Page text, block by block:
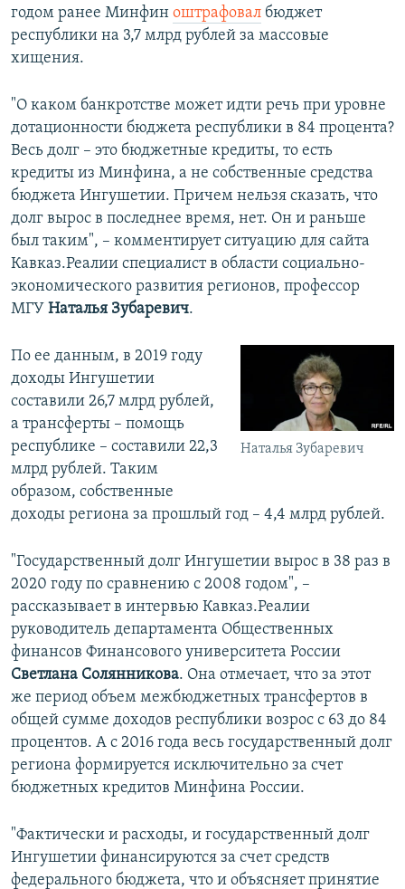
годом ранее Минфин оштрафовал бюджет
республики на 3,7 млрд рублей за массовые
хищения.
"О каком банкротстве может идти речь при уровне
дотационности бюджета республики в 84 процента?
Весь долг – это бюджетные кредиты, то есть
кредиты из Минфина, а не собственные средства
бюджета Ингушетии. Причем нельзя сказать, что
долг вырос в последнее время, нет. Он и раньше
был таким", – комментирует ситуацию для сайта
Кавказ.Реалии специалист в области социально-
экономического развития регионов, профессор
МГУ Наталья Зубаревич.
Наталья Зубаревич
По ее данным, в 2019 году
доходы Ингушетии
составили 26,7 млрд рублей,
а трансферты – помощь
республике – составили 22,3
млрд рублей. Таким
образом, собственные
доходы региона за прошлый год – 4,4 млрд рублей.
"Государственный долг Ингушетии вырос в 38 раз в
2020 году по сравнению с 2008 годом", –
рассказывает в интервью Кавказ.Реалии
руководитель департамента Общественных
финансов Финансового университета России
Светлана Солянникова. Она отмечает, что за этот
же период объем межбюджетных трансфертов в
общей сумме доходов республики возрос с 63 до 84
процентов. А с 2016 года весь государственный долг
региона формируется исключительно за счет
бюджетных кредитов Минфина России.
"Фактически и расходы, и государственный долг
Ингушетии финансируются за счет средств
федерального бюджета, что и объясняет принятие